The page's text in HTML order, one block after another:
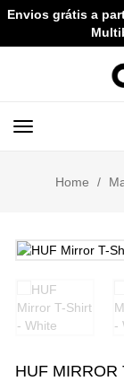
Envios grátis a
Home
HUF MIRROR